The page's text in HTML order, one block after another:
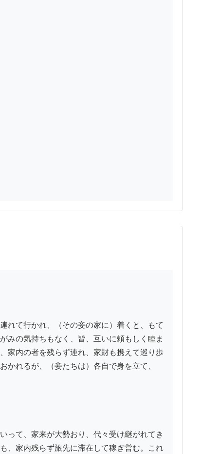
れて行かれ、（その妾の家に）着くと、もて
みの気持ちもなく、皆、互いに頼もしく睦ま
家内の者を残らず連れ、家財も携えて巡り歩
かれるが、（妾たちは）各自で身を立て、
って、家来が大勢おり、代々受け継がれてき
、家内残らず旅先に滞在して稼ぎ営む。これ